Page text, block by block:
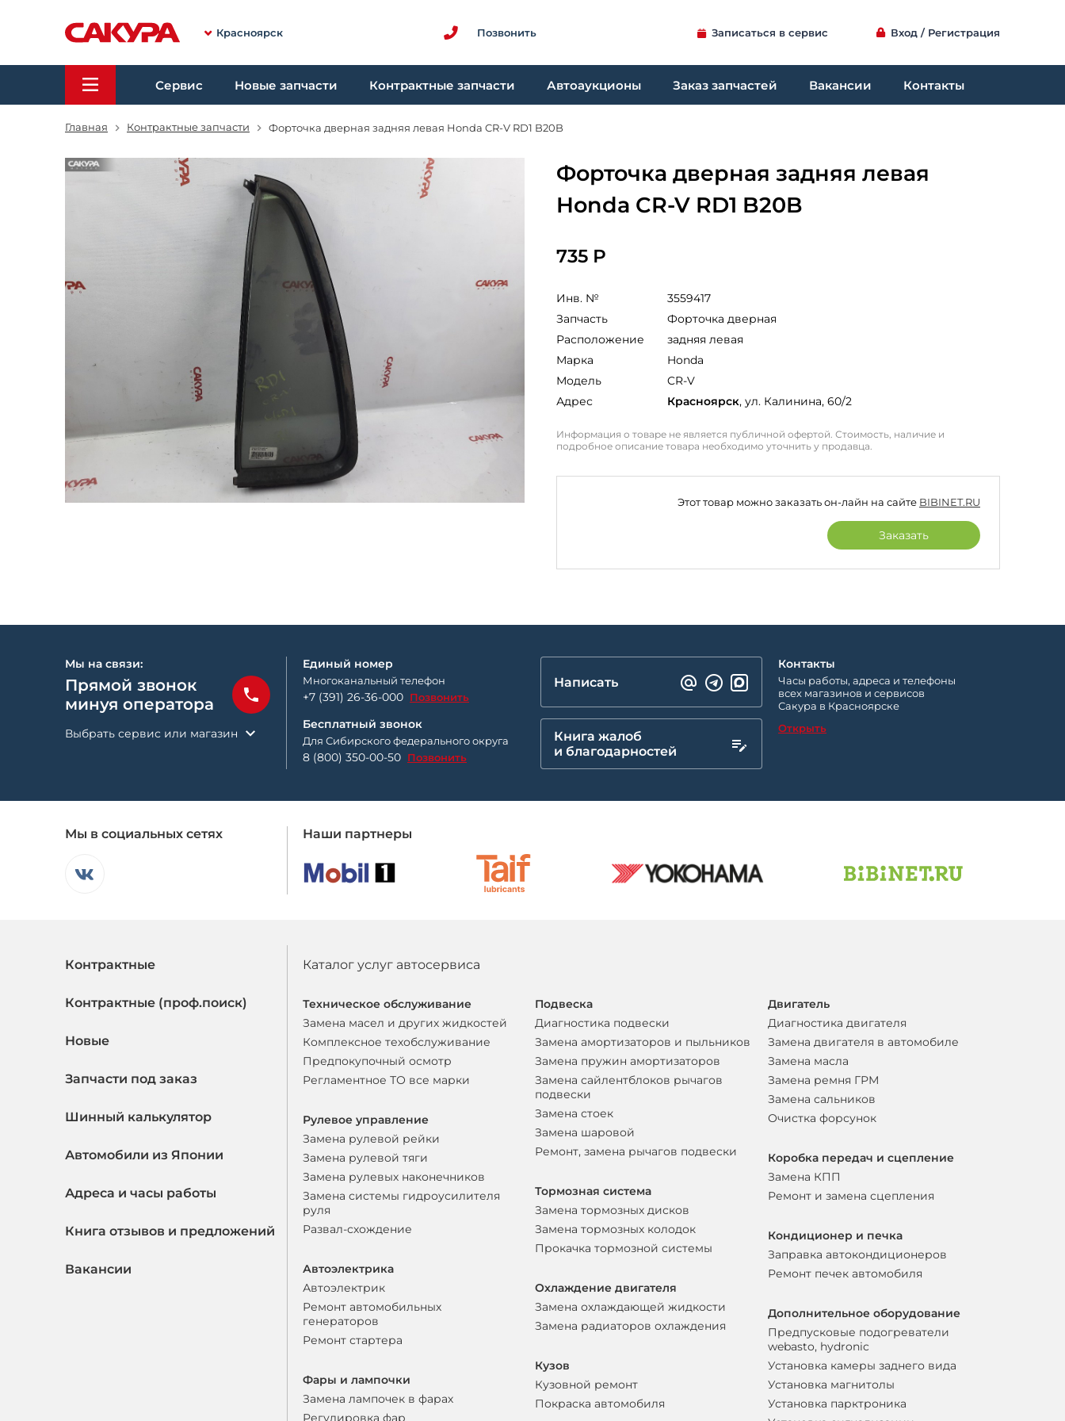
Красноярск Позвонить Записаться в сервис Вход / Регистрация
Сервис Новые запчасти Контрактные запчасти Автоаукционы Заказ запчастей Вакансии Контакты
Главная Контрактные запчасти Форточка дверная задняя левая Honda CR-V RD1 B20B
Форточка дверная задняя левая
Honda CR-V RD1 B20B
735 Р
Инв. №
3559417
Запчасть
Форточка дверная
Расположение
задняя левая
Марка
Honda
Модель
CR-V
Адрес
Красноярск, ул. Калинина, 60/2
Информация о товаре не является публичной офертой. Стоимость, наличие и
подробное описание товара необходимо уточнить у продавца.
Этот товар можно заказать он-лайн на сайте BIBINET.RU
Заказать
Мы на связи:
Прямой звонок
минуя оператора
Выбрать сервис или магазин
Единый номер
Многоканальный телефон
+7 (391) 26-36-000 Позвонить
Бесплатный звонок
Для Сибирского федерального округа
8 (800) 350-00-50 Позвонить
Написать
Книга жалоб
и благодарностей
Контакты
Часы работы, адреса и телефоны
всех магазинов и сервисов
Сакура в Красноярске
Открыть
Мы в социальных сетях Наши партнеры
Контрактные
Контрактные (проф.поиск)
Новые
Запчасти под заказ
Шинный калькулятор
Автомобили из Японии
Адреса и часы работы
Книга отзывов и предложений
Вакансии
Каталог услуг автосервиса
Техническое обслуживание
Замена масел и других жидкостей
Комплексное техобслуживание
Предпокупочный осмотр
Регламентное ТО все марки
Рулевое управление
Замена рулевой рейки
Замена рулевой тяги
Замена рулевых наконечников
Замена системы гидроусилителя
руля
Развал-схождение
Автоэлектрика
Автоэлектрик
Ремонт автомобильных
генераторов
Ремонт стартера
Фары и лампочки
Замена лампочек в фарах
Регулировка фар
Подвеска
Диагностика подвески
Замена амортизаторов и пыльников
Замена пружин амортизаторов
Замена сайлентблоков рычагов
подвески
Замена стоек
Замена шаровой
Ремонт, замена рычагов подвески
Тормозная система
Замена тормозных дисков
Замена тормозных колодок
Прокачка тормозной системы
Охлаждение двигателя
Замена охлаждающей жидкости
Замена радиаторов охлаждения
Кузов
Кузовной ремонт
Покраска автомобиля
Двигатель
Диагностика двигателя
Замена двигателя в автомобиле
Замена масла
Замена ремня ГРМ
Замена сальников
Очистка форсунок
Коробка передач и сцепление
Замена КПП
Ремонт и замена сцепления
Кондиционер и печка
Заправка автокондиционеров
Ремонт печек автомобиля
Дополнительное оборудование
Предпусковые подогреватели
webasto, hydronic
Установка камеры заднего вида
Установка магнитолы
Установка парктроника